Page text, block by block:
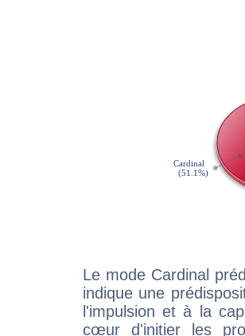
Le mode Cardinal
indique une
l'impulsion et à la
cœur d'initier les